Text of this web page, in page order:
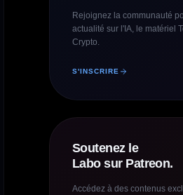
Rejoignez la communauté
actualité sur l'IA, le matériel
Crypto.
S'INSCRIRE
Soutenez le
Labo sur Patreon.
Accédez à des contenus